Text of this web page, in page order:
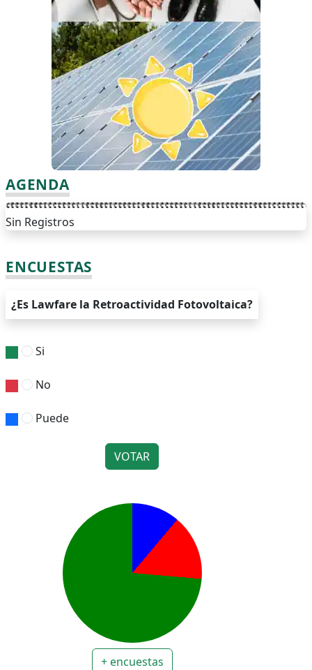
AGENDA
Sin Registros
ENCUESTAS
¿Es Lawfare la Retroactividad Fotovoltaica?
Si
No
Puede
VOTAR
+ encuestas